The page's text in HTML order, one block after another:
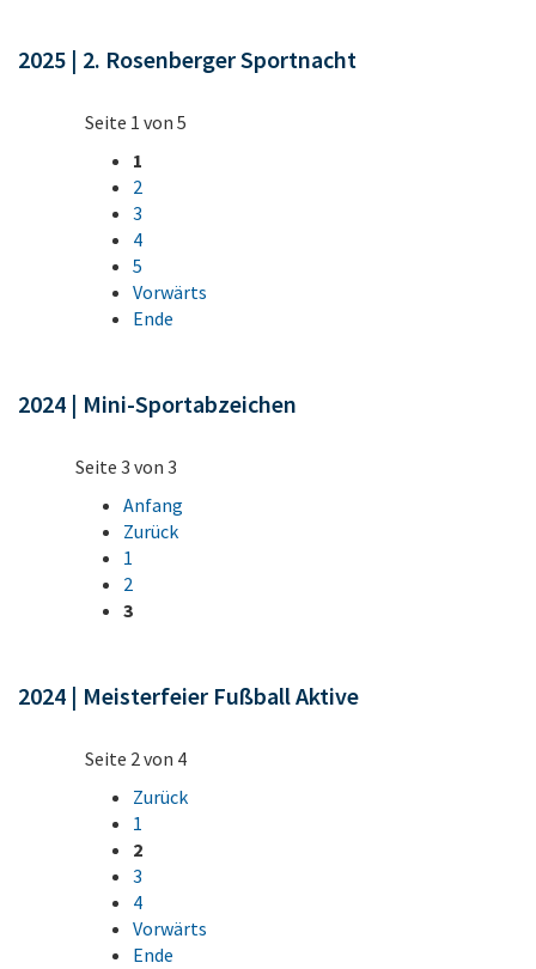
2025 | 2. Rosenberger Sportnacht
Seite 1 von 5
1
2
3
4
5
Vorwärts
Ende
2024 | Mini-Sportabzeichen
Seite 3 von 3
Anfang
Zurück
1
2
3
2024 | Meisterfeier Fußball Aktive
Seite 2 von 4
Zurück
1
2
3
4
Vorwärts
Ende